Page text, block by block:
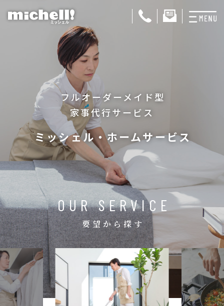
お料理代行
おためしサービス
サービス一覧
ご契約者さま限定サ
会社紹介
コラム
ご案内
お知らせ
家事スタッフ募集
フルオーダーメイド型
家事代行サービス
ミッシェル・ホームサービス
OUR SERVICE
要望から探す